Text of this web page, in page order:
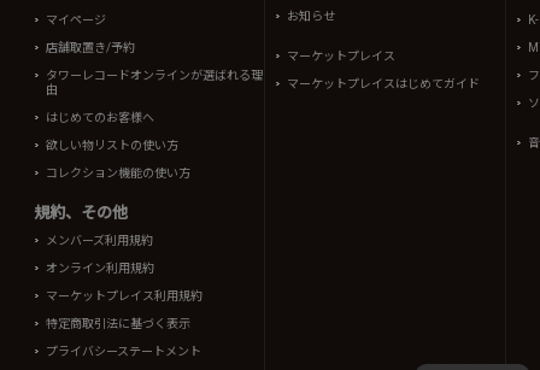
マイページ
店舗取置き/予約
タワーレコードオンラインが選ばれる理
由
はじめてのお客様へ
欲しい物リストの使い方
コレクション機能の使い方
規約、その他
メンバーズ利用規約
オンライン利用規約
マーケットプレイス利用規約
特定商取引法に基づく表示
プライバシーステートメント
お知らせ
マーケットプレイス
マーケットプレイスはじめてガイド